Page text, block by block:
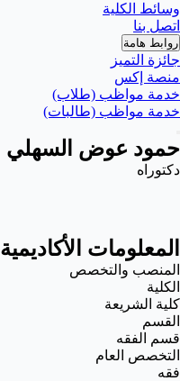
وسائط الكلية
اتصل بنا
روابط هامة
جائزة التميز
منصة إكس
خدمة مواظب (طلاب)
خدمة مواظب (طالبات)
حمود عوض السهلي
دكتوراه
المعلومات الأكاديمية
المنصب والتخصص
الكلية
كلية الشريعة
القسم
قسم الفقه
التخصص العام
فقه